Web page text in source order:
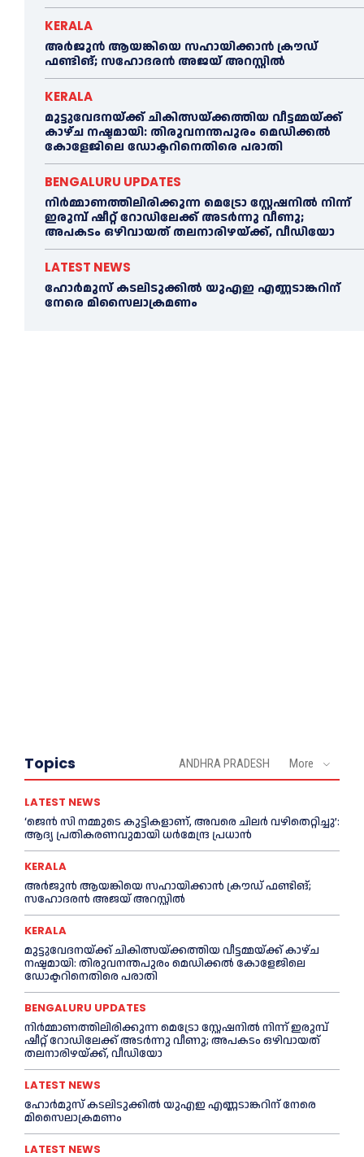
KERALA
അര്‍ജുന്‍ ആയങ്കിയെ സഹായിക്കാൻ ക്രൗഡ്
ഫണ്ടിങ്; സഹോദരന്‍ അജയ് അറസ്റ്റില്‍
KERALA
മുട്ടുവേദനയ്ക്ക് ചികിത്സയ്ക്കത്തിയ വീട്ടമ്മയ്ക്ക്
കാഴ്ച നഷ്ടമായി: തിരുവനന്തപുരം മെഡിക്കല്‍
കോളേജിലെ ഡോക്ടറിനെതിരെ പരാതി
BENGALURU UPDATES
നിർമ്മാണത്തിലിരിക്കുന്ന മെട്രോ സ്റ്റേഷനിൽ നിന്ന്
ഇരുമ്പ് ഷീറ്റ് റോഡിലേക്ക് അടർന്നു വീണു;
അപകടം ഒഴിവായത് തലനാരിഴയ്ക്ക്, വീഡിയോ
LATEST NEWS
ഹോര്‍മുസ് കടലിടുക്കില്‍ യുഎഇ എണ്ണടാങ്കറിന്
നേരെ മിസൈലാക്രമണം
Topics ANDHRA PRADESH More
LATEST NEWS
‘ജെൻ സി നമ്മുടെ കുട്ടികളാണ്, അവരെ ചിലര്‍ വഴിതെറ്റിച്ചു’:
ആദ്യ പ്രതികരണവുമായി ധര്‍മേന്ദ്ര പ്രധാൻ
KERALA
അര്‍ജുന്‍ ആയങ്കിയെ സഹായിക്കാൻ ക്രൗഡ് ഫണ്ടിങ്;
സഹോദരന്‍ അജയ് അറസ്റ്റില്‍
KERALA
മുട്ടുവേദനയ്ക്ക് ചികിത്സയ്ക്കത്തിയ വീട്ടമ്മയ്ക്ക് കാഴ്ച
നഷ്ടമായി: തിരുവനന്തപുരം മെഡിക്കല്‍ കോളേജിലെ
ഡോക്ടറിനെതിരെ പരാതി
BENGALURU UPDATES
നിർമ്മാണത്തിലിരിക്കുന്ന മെട്രോ സ്റ്റേഷനിൽ നിന്ന് ഇരുമ്പ്
ഷീറ്റ് റോഡിലേക്ക് അടർന്നു വീണു; അപകടം ഒഴിവായത്
തലനാരിഴയ്ക്ക്, വീഡിയോ
LATEST NEWS
ഹോര്‍മുസ് കടലിടുക്കില്‍ യുഎഇ എണ്ണടാങ്കറിന് നേരെ
മിസൈലാക്രമണം
LATEST NEWS